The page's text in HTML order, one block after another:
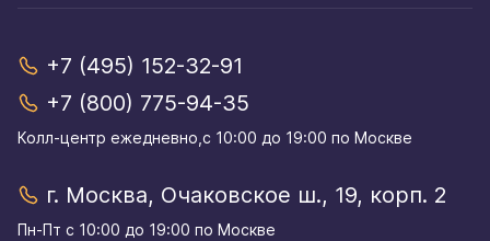
+7 (495) 152-32-91
+7 (800) 775-94-35
Колл-центр eжедневно,с 10:00 до 19:00 по Москве
г. Москва, Очаковское ш., 19, корп. 2
Пн-Пт с 10:00 до 19:00 по Москве